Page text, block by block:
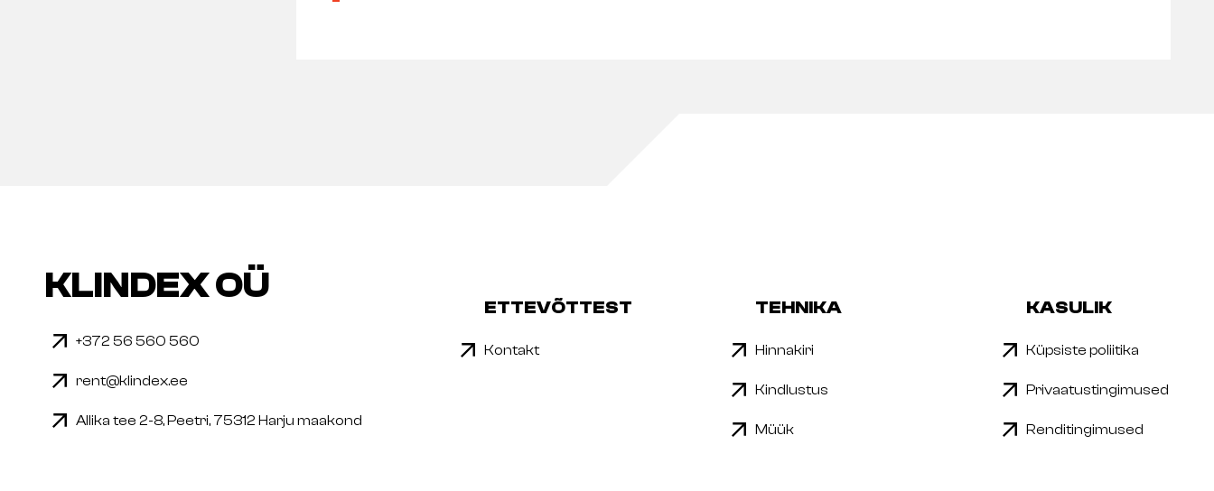
KLINDEX OÜ
+372 56 560 560
rent@klindex.ee
Allika tee 2-8, Peetri, 75312 Harju maakond
ETTEVÕTTEST
Kontakt
TEHNIKA
Hinnakiri
Kindlustus
Müük
KASULIK
Küpsiste poliitika
Privaatustingimused
Renditingimused